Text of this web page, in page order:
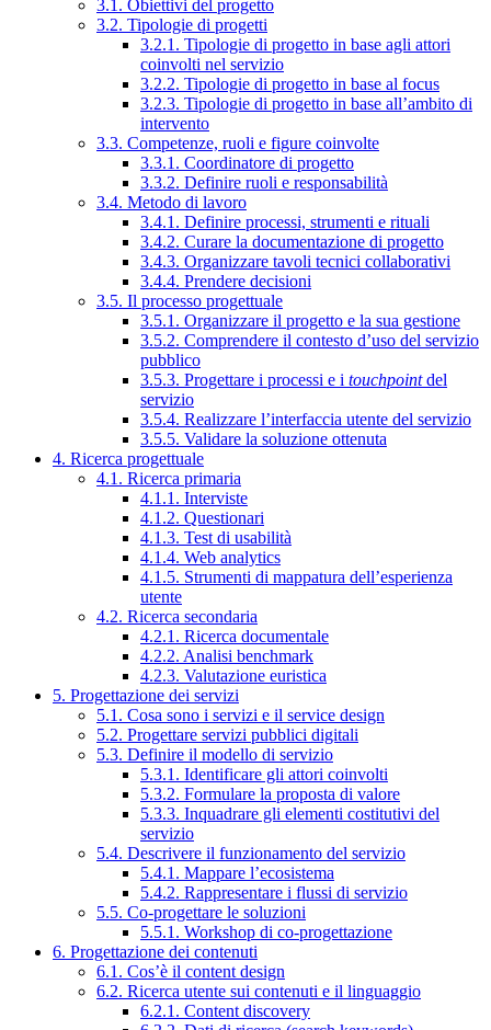
3.1. Obiettivi del progetto
3.2. Tipologie di progetti
3.2.1. Tipologie di progetto in base agli attori
coinvolti nel servizio
3.2.2. Tipologie di progetto in base al focus
3.2.3. Tipologie di progetto in base all’ambito di
intervento
3.3. Competenze, ruoli e figure coinvolte
3.3.1. Coordinatore di progetto
3.3.2. Definire ruoli e responsabilità
3.4. Metodo di lavoro
3.4.1. Definire processi, strumenti e rituali
3.4.2. Curare la documentazione di progetto
3.4.3. Organizzare tavoli tecnici collaborativi
3.4.4. Prendere decisioni
3.5. Il processo progettuale
3.5.1. Organizzare il progetto e la sua gestione
3.5.2. Comprendere il contesto d’uso del servizio
pubblico
3.5.3. Progettare i processi e i touchpointdel
servizio
3.5.4. Realizzare l’interfaccia utente del servizio
3.5.5. Validare la soluzione ottenuta
4. Ricerca progettuale
4.1. Ricerca primaria
4.1.1. Interviste
4.1.2. Questionari
4.1.3. Test di usabilità
4.1.4. Web analytics
4.1.5. Strumenti di mappatura dell’esperienza
utente
4.2. Ricerca secondaria
4.2.1. Ricerca documentale
4.2.2. Analisi benchmark
4.2.3. Valutazione euristica
5. Progettazione dei servizi
5.1. Cosa sono i servizi e il service design
5.2. Progettare servizi pubblici digitali
5.3. Definire il modello di servizio
5.3.1. Identificare gli attori coinvolti
5.3.2. Formulare la proposta di valore
5.3.3. Inquadrare gli elementi costitutivi del
servizio
5.4. Descrivere il funzionamento del servizio
5.4.1. Mappare l’ecosistema
5.4.2. Rappresentare i flussi di servizio
5.5. Co-progettare le soluzioni
5.5.1. Workshop di co-progettazione
6. Progettazione dei contenuti
6.1. Cos’è il content design
6.2. Ricerca utente sui contenuti e il linguaggio
6.2.1. Content discovery